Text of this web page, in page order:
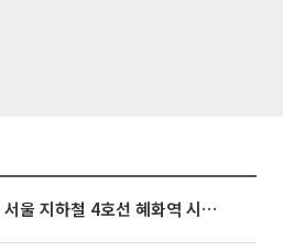
전장연, 오늘(10일) 서울 지하철 4호선 혜화역 시위…1호선 용산역 무정차